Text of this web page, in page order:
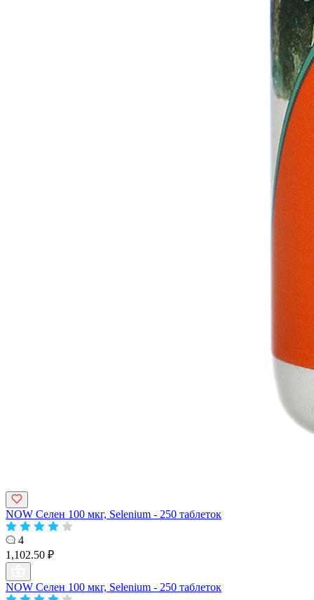
NOW Селен 100 мкг, Selenium - 250 таблеток
4
1,102.50 ₽
NOW Селен 100 мкг, Selenium - 250 таблеток